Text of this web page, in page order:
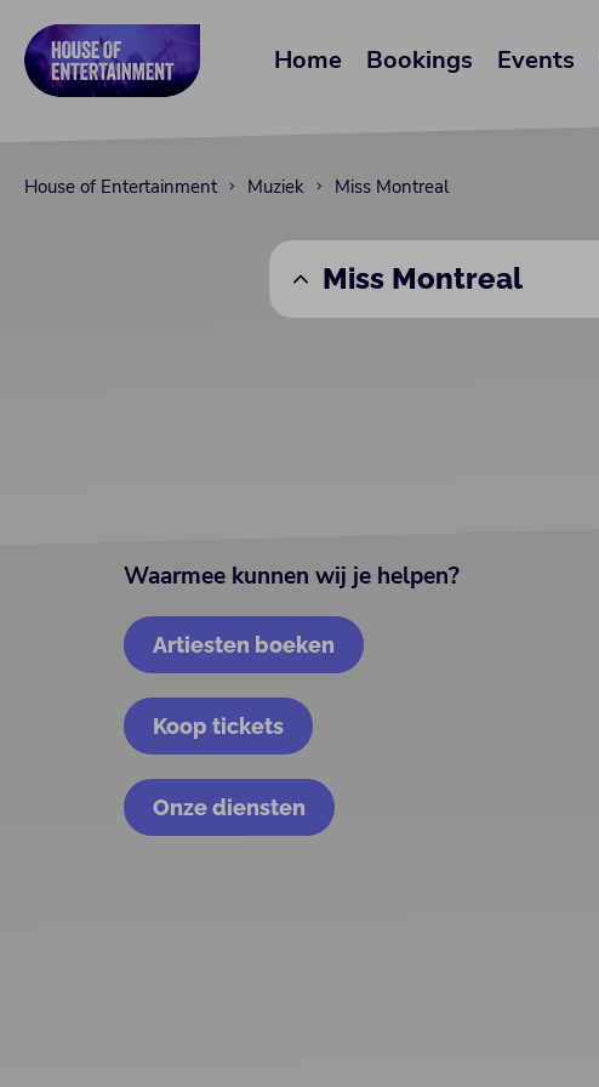
Home Bookings Events
House of Entertainment Muziek Miss Montreal
Miss Montreal
Waarmee kunnen wij je helpen?
Artiesten boeken
Koop tickets
Onze diensten